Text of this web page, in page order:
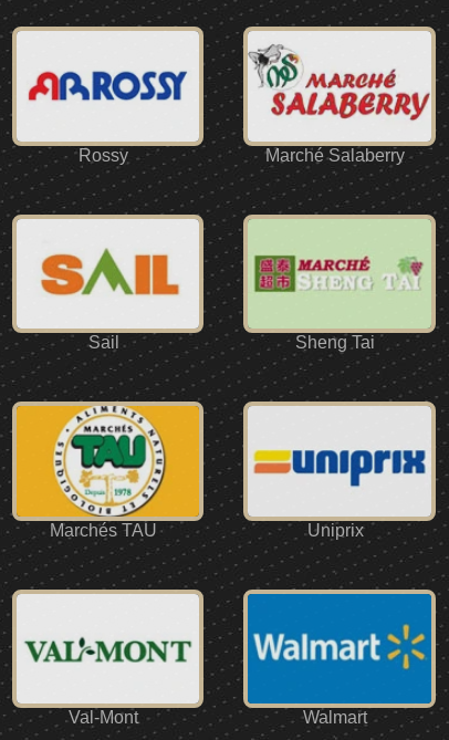
Rossy Marché Salaberry
Sail Sheng Tai
Marchés TAU Uniprix
Val-Mont Walmart